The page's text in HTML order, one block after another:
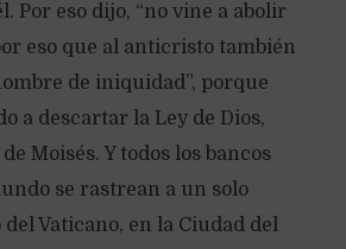
Por eso dijo, “no vine a abolir
eso que al anticristo también
de iniquidad”, porque
a descartar la Ley de Dios,
Moisés. Y todos los bancos
se rastrean a un solo
del Vaticano, en la Ciudad del